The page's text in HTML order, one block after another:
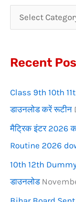
h
o
:
Recent
Class 9th 10th
डाउनलोड करें रूटीन
मैट्रिक इंटर 2026
Routine 2026
10th 12th
डाउनलोड